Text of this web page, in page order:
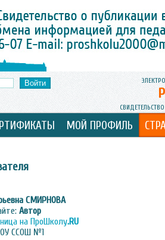
МОЙ ПРОФИЛЬ
СМИРНОВА
Автор
на ПроШколу.RU
ССОШ №1